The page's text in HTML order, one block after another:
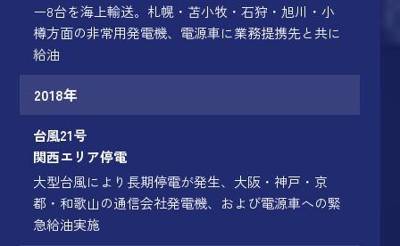
ー8台を海上輸送。札幌・苫小牧・石狩・旭川・小
樽方面の非常用発電機、電源車に業務提携先と共に
給油
2018年
台風21号
関西エリア停電
大型台風により長期停電が発生、大阪・神戸・京
都・和歌山の通信会社発電機、および電源車への緊
急給油実施